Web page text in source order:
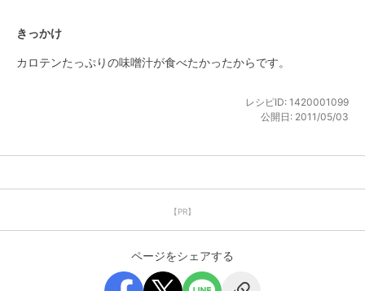
きっかけ
カロテンたっぷりの味噌汁が食べたかったからです。
レシピID: 1420001099
公開日: 2011/05/03
【PR】
ページをシェアする